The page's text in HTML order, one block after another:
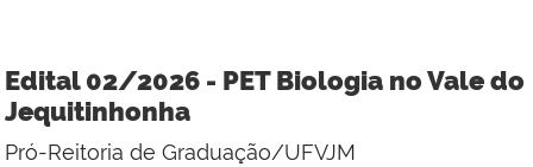
Edital 02/2026 - PET Biologia no Vale do
Jequitinhonha
Pró-Reitoria de Graduação/UFVJM